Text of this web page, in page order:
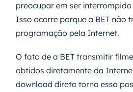
preocupar em ser
Isso ocorre porque a BET não
programação pela Internet.
O fato de a BET transmitir
obtidos diretamente da
download direto torna essa